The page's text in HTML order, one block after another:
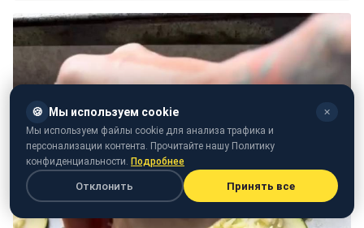
🍪 Мы используем cookie ✕
Мы используем файлы cookie для анализа трафика и
персонализации контента. Прочитайте нашу Политику
конфиденциальности. Подробнее
Отклонить Принять все